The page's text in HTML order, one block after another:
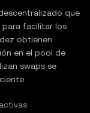
que
facilitar los
obtienen
en el pool de
swaps se